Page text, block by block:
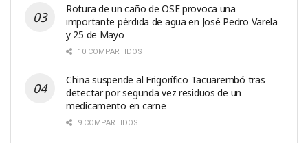
Rotura de un caño de OSE provoca una
importante pérdida de agua en José Pedro Varela
y 25 de Mayo
10 COMPARTIDOS
China suspende al Frigorífico Tacuarembó tras
detectar por segunda vez residuos de un
medicamento en carne
9 COMPARTIDOS